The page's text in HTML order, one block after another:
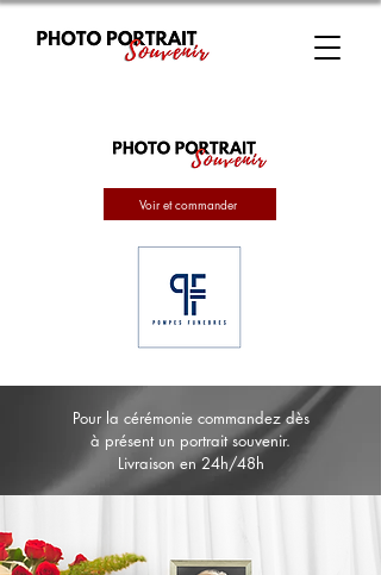
Voir et commander
Pour la cérémonie commandez dès
à présent un portrait souvenir.
Livraison en 24h/48h